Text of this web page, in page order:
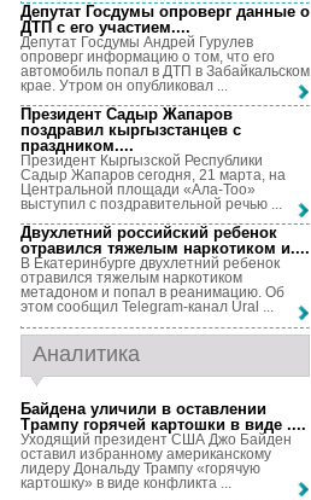
Депутат Госдумы опроверг данные о
ДТП с его участием....
Депутат Госдумы Андрей Гурулев
опроверг информацию о том, что его
автомобиль попал в ДТП в Забайкальском
крае. Утром он опубликовал ...
Президент Садыр Жапаров
поздравил кыргызстанцев с
праздником....
Президент Кыргызской Республики
Садыр Жапаров сегодня, 21 марта, на
Центральной площади «Ала-Тоо»
выступил с поздравительной речью ...
Двухлетний российский ребенок
отравился тяжелым наркотиком и....
В Екатеринбурге двухлетний ребенок
отравился тяжелым наркотиком
метадоном и попал в реанимацию. Об
этом сообщил Telegram-канал Ural ...
Аналитика
Байдена уличили в оставлении
Трампу горячей картошки в виде ....
Уходящий президент США Джо Байден
оставил избранному американскому
лидеру Дональду Трампу «горячую
картошку» в виде конфликта ...